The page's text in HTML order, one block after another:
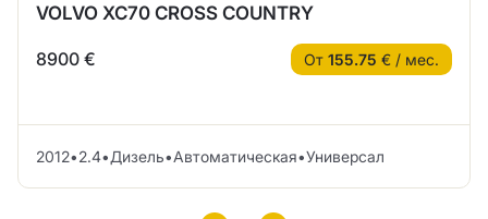
VOLVO XC70 CROSS COUNTRY
8900 € От 155.75 € / мес.
2012•2.4•Дизель•Автоматическая•Универсал